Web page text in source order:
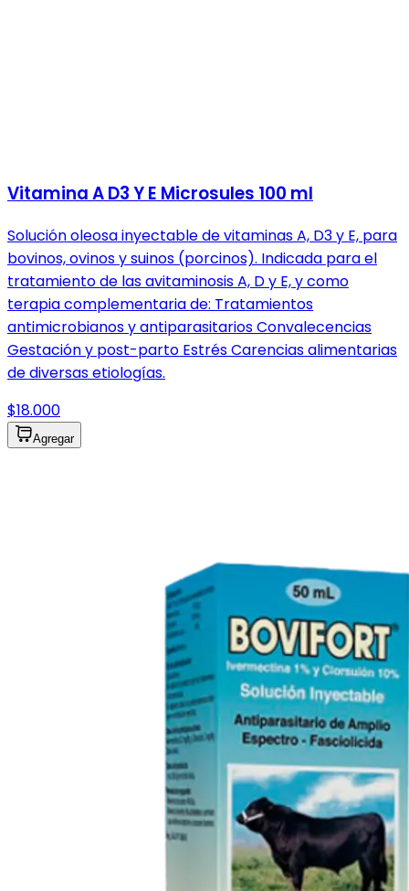
Vitamina A D3 Y E Microsules 100 ml
Solución oleosa inyectable de vitaminas A, D3 y E, para
bovinos, ovinos y suinos (porcinos). Indicada para el
tratamiento de las avitaminosis A, D y E, y como
terapia complementaria de: Tratamientos
antimicrobianos y antiparasitarios Convalecencias
Gestación y post-parto Estrés Carencias alimentarias
de diversas etiologías.
$18.000
Agregar